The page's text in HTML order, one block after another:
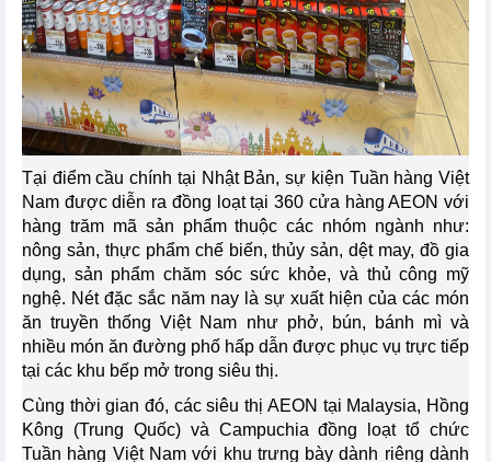
Tại điểm cầu chính tại Nhật Bản, sự kiện Tuần hàng Việt
Nam được diễn ra đồng loạt tại 360 cửa hàng AEON với
hàng trăm mã sản phẩm thuộc các nhóm ngành như:
nông sản, thực phẩm chế biến, thủy sản, dệt may, đồ gia
dụng, sản phẩm chăm sóc sức khỏe, và thủ công mỹ
nghệ. Nét đặc sắc năm nay là sự xuất hiện của các món
ăn truyền thống Việt Nam như phở, bún, bánh mì và
nhiều món ăn đường phố hấp dẫn được phục vụ trực tiếp
tại các khu bếp mở trong siêu thị.
Cùng thời gian đó, các siêu thị AEON tại Malaysia, Hồng
Kông (Trung Quốc) và Campuchia đồng loạt tổ chức
Tuần hàng Việt Nam với khu trưng bày dành riêng dành